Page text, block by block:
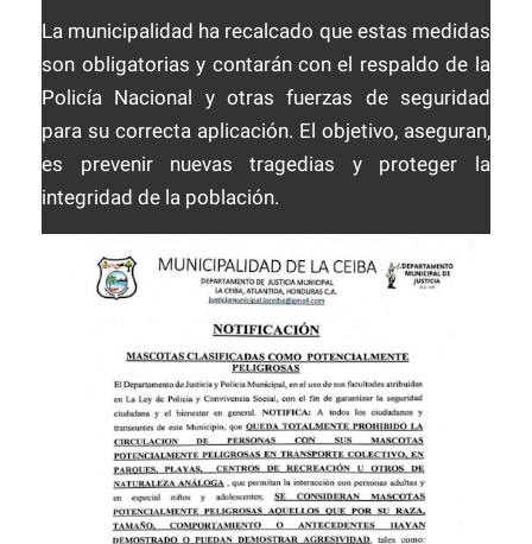
La municipalidad ha recalcado que estas medidas
son obligatorias y contarán con el respaldo de la
Policía Nacional y otras fuerzas de seguridad
para su correcta aplicación. El objetivo, aseguran,
es prevenir nuevas tragedias y proteger la
integridad de la población.